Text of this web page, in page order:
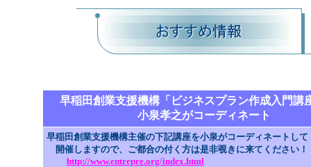
早稲田創業支援機構「ビジネスプラン作成入門講
小泉孝之がコーディネート
早稲田創業支援機構主催の下記講座を小泉がコーディネートして
開催しますので、ご都合の付く方は是非覗きに来てください！
http://www.entrepre.org/index.html